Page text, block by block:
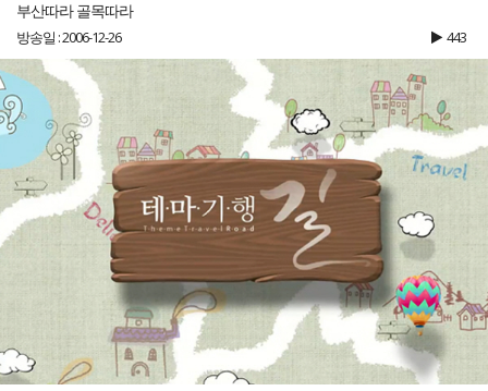
부산따라 골목따라
방송일 : 2006-12-26 443